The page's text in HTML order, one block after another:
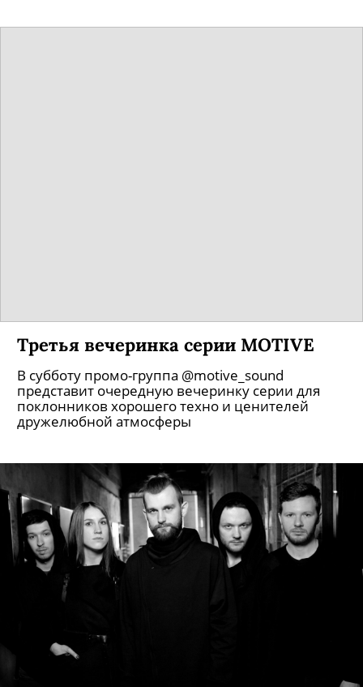
Третья вечеринка серии MOTIVE
В субботу промо-группа @motive_sound
представит очередную вечеринку серии для
поклонников хорошего техно и ценителей
дружелюбной атмосферы